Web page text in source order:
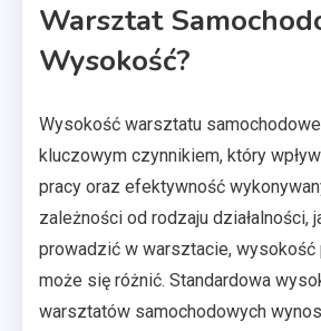
Warsztat
Wysokość?
Wysokość warsztatu
kluczowym czynnikiem, który
pracy oraz efektywność
zależności od rodzaju działalności,
prowadzić w warsztacie,
może się różnić. Standardowa
warsztatów samochodowych